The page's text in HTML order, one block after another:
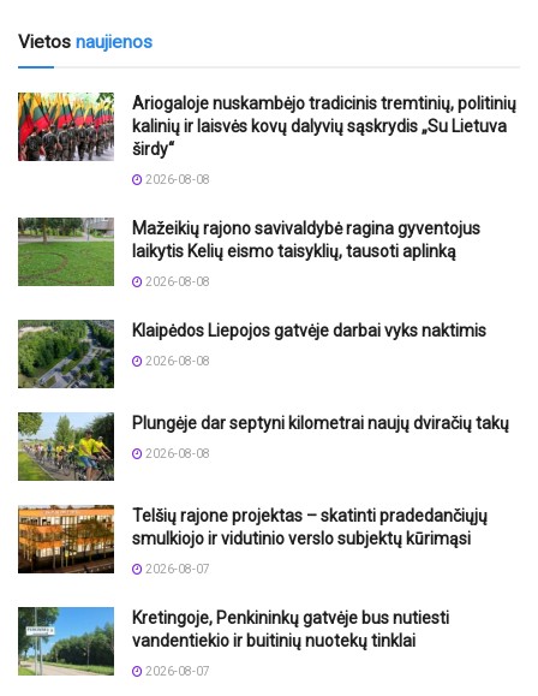
Vietos naujienos
Ariogaloje nuskambėjo tradicinis tremtinių, politinių
kalinių ir laisvės kovų dalyvių sąskrydis „Su Lietuva
širdy“
2026-08-08
Mažeikių rajono savivaldybė ragina gyventojus
laikytis Kelių eismo taisyklių, tausoti aplinką
2026-08-08
Klaipėdos Liepojos gatvėje darbai vyks naktimis
2026-08-08
Plungėje dar septyni kilometrai naujų dviračių takų
2026-08-08
Telšių rajone projektas – skatinti pradedančiųjų
smulkiojo ir vidutinio verslo subjektų kūrimąsi
2026-08-07
Kretingoje, Penkininkų gatvėje bus nutiesti
vandentiekio ir buitinių nuotekų tinklai
2026-08-07